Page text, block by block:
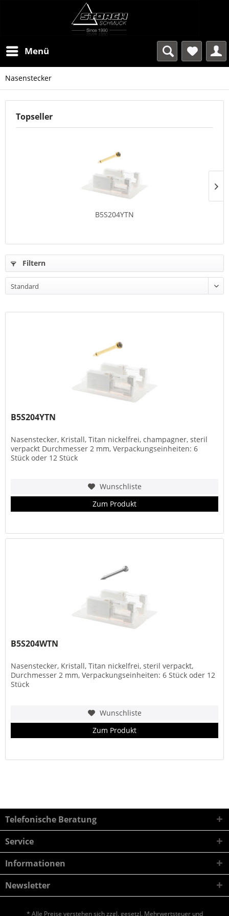
Menü
Nasenstecker
Topseller
B5S204YTN
Filtern
B5S204YTN
Nasenstecker, Kristall, Titan nickelfrei, champagner, steril
verpackt Durchmesser 2 mm, Verpackungseinheiten: 6
Stück oder 12 Stück
Wunschliste
Zum Produkt
B5S204WTN
Nasenstecker, Kristall, Titan nickelfrei, steril verpackt,
Durchmesser 2 mm, Verpackungseinheiten: 6 Stück oder 12
Stück
Wunschliste
Zum Produkt
Telefonische Beratung
Service
Informationen
Newsletter
* Alle Preise verstehen sich zzgl. gesetzl. Mehrwertsteuer und